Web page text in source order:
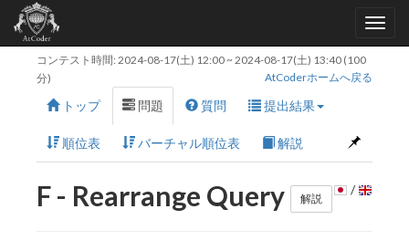
コンテスト時間: 2024-08-17(土) 12:00~ 2024-08-17(土) 13:40 (100
分)
AtCoderホームへ戻る
トップ 問題 質問 提出結果
順位表 バーチャル順位表 解説
F - Rearrange Query 解説
/